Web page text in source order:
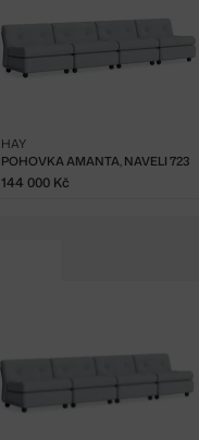
POHOVKA AMANTA, NAVELI 723
HAY
144 000 Kč